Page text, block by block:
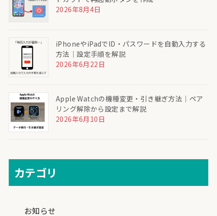
2026年8月4日
iPhoneやiPadでID・パスワードを自動入力する
方法｜設定手順を解説
2026年6月22日
Apple Watchの機種変更・引き継ぎ方法｜ペア
リング解除から設定まで解説
2026年6月10日
カテゴリ
お知らせ